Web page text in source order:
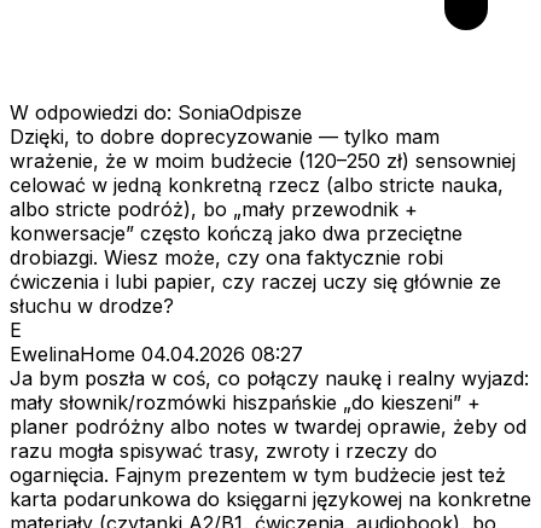
W odpowiedzi do: SoniaOdpisze
Dzięki, to dobre doprecyzowanie — tylko mam
wrażenie, że w moim budżecie (120–250 zł) sensowniej
celować w jedną konkretną rzecz (albo stricte nauka,
albo stricte podróż), bo „mały przewodnik +
konwersacje” często kończą jako dwa przeciętne
drobiazgi. Wiesz może, czy ona faktycznie robi
ćwiczenia i lubi papier, czy raczej uczy się głównie ze
słuchu w drodze?
E
EwelinaHome 04.04.2026 08:27
Ja bym poszła w coś, co połączy naukę i realny wyjazd:
mały słownik/rozmówki hiszpańskie „do kieszeni” +
planer podróżny albo notes w twardej oprawie, żeby od
razu mogła spisywać trasy, zwroty i rzeczy do
ogarnięcia. Fajnym prezentem w tym budżecie jest też
karta podarunkowa do księgarni językowej na konkretne
materiały (czytanki A2/B1, ćwiczenia, audiobook), bo